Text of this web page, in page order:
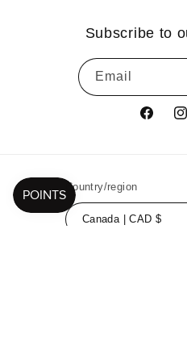
Subscribe to
Email
Facebook
Country/region
Canada | CAD $